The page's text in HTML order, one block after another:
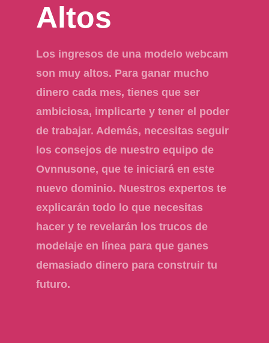
Altos
Los ingresos de una modelo webcam
son muy altos. Para ganar mucho
dinero cada mes, tienes que ser
ambiciosa, implicarte y tener el poder
de trabajar. Además, necesitas seguir
los consejos de nuestro equipo de
Ovnnusone, que te iniciará en este
nuevo dominio. Nuestros expertos te
explicarán todo lo que necesitas
hacer y te revelarán los trucos de
modelaje en línea para que ganes
demasiado dinero para construir tu
futuro.